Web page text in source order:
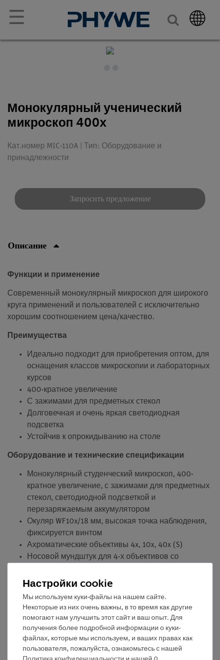
☰
Монокулярный ученический
микроскоп 400х
Кат.номер MIC-110A | Тип: Оборудование и
принадлежности
Запросить предложение
Описание
Функции и применение
Современный монокулярный микроскоп для широкого
круга применений и пользователей с исключительно
хорошим соотношением цена/качество.
Преимущества
Идеально подходит для приобретения оптом, для
оснащения классов микроскопии и лабораторных
курсов
400-кратное увеличение
С зажимами для предметных стекол
Долговечная и очень яркая светодиодная
подсветка
Устойчив к опрокидыванию на столе
Оборудование и технические спецификации
Монокулярный студенческий микроскоп, 400-
кратное увеличение, с зажимами для предметных
стекол, светодиодной подсветкой и
перезаряжаемым аккумулятором
Окуляр WF10x/18 мм, высокая точка наблюдения,
фиксируется винтом
Ахроматические объективы 4x, 10x, 40x (S)
Носовой мундштук для 4-х объективов со
Коаксиальная точная и грубая фокусировка с
температура 5000 К), регулируемый
Конденсор: Abbe N.A. 1.25 с ирисовой диафрагмой
Встроенный источник питания 100...240 В, 50/60
Гц
Настройки cookie
Мы используем куки-файлы на нашем сайте.
Некоторые из них очень важны, в то время как другие
помогают нам улучшить этот сайт и ваш опыт. Для
получения более подробной информации о куки-
файлах, которые мы используем, и ваших правах как
пользователя, пожалуйста, ознакомьтесь с нашей